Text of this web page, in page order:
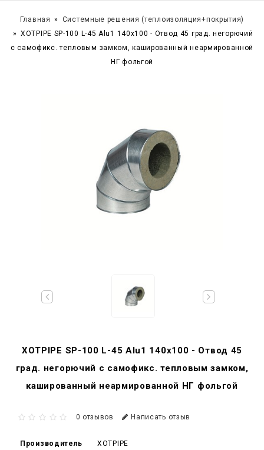
Главная
Системные решения (теплоизоляция+покрытия)
XOTPIPE SP-100 L-45 Alu1 140x100 - Отвод 45 град. негорючий
c самофикс. тепловым замком, кашированный неармированной
НГ фольгой
XOTPIPE SP-100 L-45 Alu1 140x100 - Отвод 45
град. негорючий c самофикс. тепловым замком,
кашированный неармированной НГ фольгой
0 отзывов Написать отзыв
Производитель
XOTPIPE